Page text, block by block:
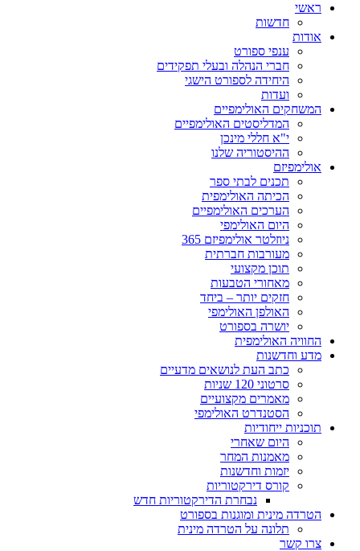
ראשי
חדשות
אודות
ענפי ספורט
חברי הנהלה ובעלי תפקידים
היחידה לספורט הישגי
ועדות
המשחקים האולימפיים
המדליסטים האולימפיים
י"א חללי מינכן
ההיסטוריה שלנו
אולימפיזם
תכנים לבתי ספר
הכיתה האולימפית
הערכים האולימפיים
היום האולימפי
ניוזלטר אולימפיזם 365
מעורבות חברתית
תוכן מקצועי
מאחורי הטבעות
חזקים יותר – ביחד
האולפן האולימפי
יושרה בספורט
החוויה האולימפית
מדע וחדשנות
כתב העת לנושאים מדעיים
סרטוני 120 שניות
מאמרים מקצועיים
הסטנדרט האולימפי
תוכניות ייחודיות
היום שאחרי
מאמנות המחר
יזמות וחדשנות
קורס דירקטוריות
נבחרת הדירקטוריות חדש
הטרדה מינית ומוגנות בספורט
תלונה על הטרדה מינית
צרו קשר